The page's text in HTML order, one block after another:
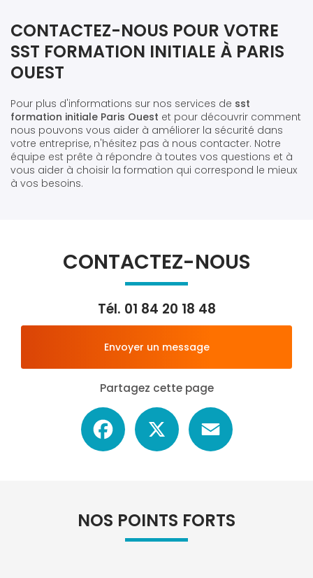
CONTACTEZ-NOUS POUR VOTRE
SST FORMATION INITIALE À PARIS
OUEST
Pour plus d'informations sur nos services de sst
formation initiale Paris Ouest et pour découvrir comment
nous pouvons vous aider à améliorer la sécurité dans
votre entreprise, n'hésitez pas à nous contacter. Notre
équipe est prête à répondre à toutes vos questions et à
vous aider à choisir la formation qui correspond le mieux
à vos besoins.
CONTACTEZ-NOUS
Tél. 01 84 20 18 48
Envoyer un message
Partagez cette page
Facebook
NOS POINTS FORTS